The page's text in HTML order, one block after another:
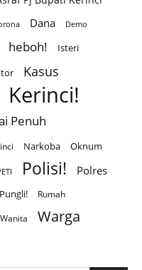
Dana Demo
heboh! Isteri
Kasus
Kerinci!
Penuh
Narkoba Oknum
Polisi!
Polres
Pungli! Rumah
Wanita Warga